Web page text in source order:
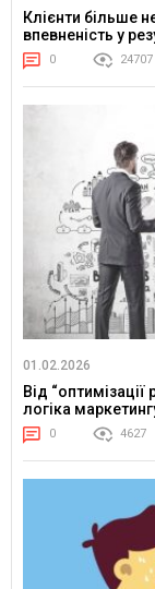
Клієнти більше
впевненість у
0 24707
01.02.2026
Від
логіка
0 4627